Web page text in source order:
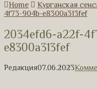
Home
Курганская
4f73-904b-e8300a313fef
2034efd6-a22f-
e8300a313fef
Редакция07.06.2023